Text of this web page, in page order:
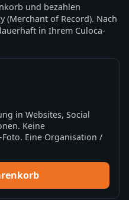
und bezahlen
(Merchant of Record). Nach
in Ihrem Culoca-
in Websites, Social
Keine
Eine Organisation /